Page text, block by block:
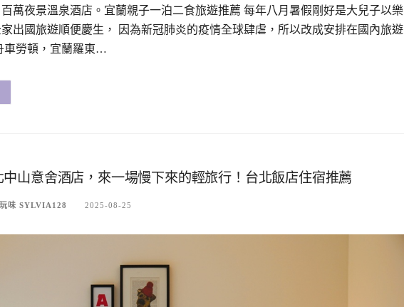
萬夜景溫泉酒店。宜蘭親子一泊二食旅遊推薦 每年八月暑假剛好是大兒子以樂
出國旅遊順便慶生， 因為新冠肺炎的疫情全球肆虐，所以改成安排在國內旅遊
車勞頓，宜蘭羅東…
中山意舍酒店，來一場慢下來的輕旅行！台北飯店住宿推薦
味 SYLVIA128 2025-08-25